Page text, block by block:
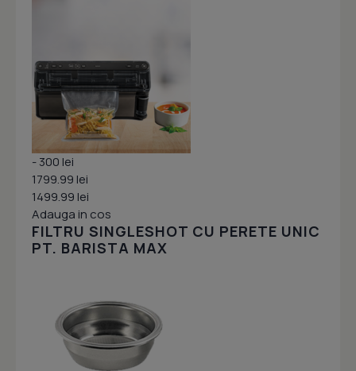
- 300 lei
1799.99 lei
1499.99 lei
Adauga in cos
FILTRU SINGLESHOT CU PERETE UNIC
PT. BARISTA MAX